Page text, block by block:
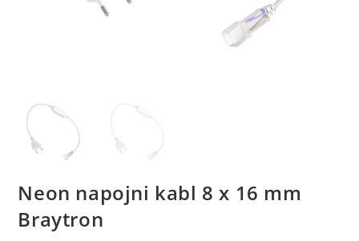
Neon napojni kabl 8 x 16 mm
Braytron